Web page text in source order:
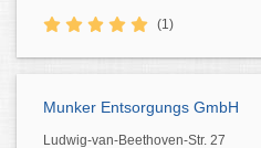
(1)
Munker Entsorgungs GmbH
Ludwig-van-Beethoven-Str. 27